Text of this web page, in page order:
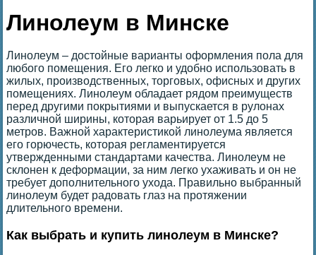
Линолеум в Минске
Линолеум – достойные варианты оформления пола для
любого помещения. Его легко и удобно использовать в
жилых, производственных, торговых, офисных и других
помещениях. Линолеум обладает рядом преимуществ
перед другими покрытиями и выпускается в рулонах
различной ширины, которая варьирует от 1.5 до 5
метров. Важной характеристикой линолеума является
его горючесть, которая регламентируется
утвержденными стандартами качества. Линолеум не
склонен к деформации, за ним легко ухаживать и он не
требует дополнительного ухода. Правильно выбранный
линолеум будет радовать глаз на протяжении
длительного времени.
Как выбрать и купить линолеум в Минске?